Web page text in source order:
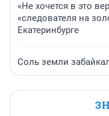
«Не хочется в это
«следователя на
Екатеринбурге
Соль земли